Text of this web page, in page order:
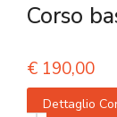
Corso
€ 190,00
Dettaglio